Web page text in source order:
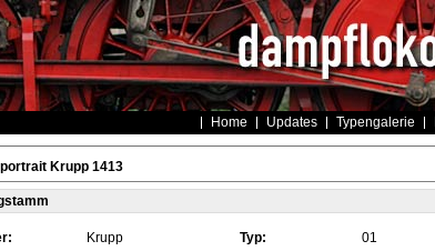
Home Updates Typengalerie
Krupp 1413
Krupp Typ: 01